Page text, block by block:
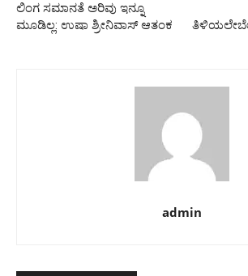
ಲಿಂಗ ಸಮಾನತೆ ಅರಿವು ಇನ್ನೂ
ಮೂಡಿಲ್ಲ: ಉಷಾ ಶ್ರೀನಿವಾಸ್ ಆತಂಕ
admin